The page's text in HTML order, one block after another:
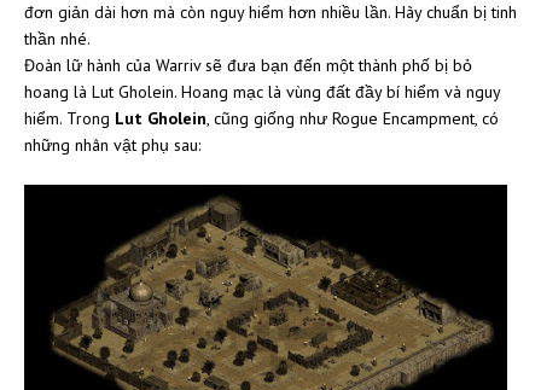
đơn giản dài hơn mà còn nguy hiểm hơn nhiều lần. Hãy chuẩn bị tinh
thần nhé.
Đoàn lữ hành của Warriv sẽ đưa bạn đến một thành phố bị bỏ
hoang là Lut Gholein. Hoang mạc là vùng đất đầy bí hiểm và nguy
hiểm. Trong Lut Gholein, cũng giống như Rogue Encampment, có
những nhân vật phụ sau: